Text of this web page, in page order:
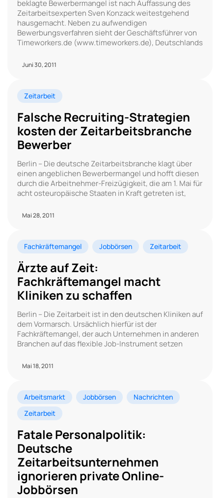
beklagte Bewerbermangel ist nach Auffassung des
Zeitarbeitsexperten Sven Konzack weitestgehend
hausgemacht. Neben zu aufwendigen
Bewerbungsverfahren sieht der Geschäftsführer von
Timeworkers.de (www.timeworkers.de), Deutschlands
Juni 30, 2011
Zeitarbeit
Falsche Recruiting-Strategien
kosten der Zeitarbeitsbranche
Bewerber
Berlin – Die deutsche Zeitarbeitsbranche klagt über
einen angeblichen Bewerbermangel und hofft diesen
durch die Arbeitnehmer-Freizügigkeit, die am 1. Mai für
acht osteuropäische Staaten in Kraft getreten ist,
Mai 28, 2011
Fachkräftemangel Jobbörsen Zeitarbeit
Ärzte auf Zeit:
Fachkräftemangel macht
Kliniken zu schaffen
Berlin – Die Zeitarbeit ist in den deutschen Kliniken auf
dem Vormarsch. Ursächlich hierfür ist der
Fachkräftemangel, der auch Unternehmen in anderen
Branchen auf das flexible Job-Instrument setzen
Mai 18, 2011
Arbeitsmarkt Jobbörsen
Nachrichten
Zeitarbeit
Fatale Personalpolitik:
Deutsche
Zeitarbeitsunternehmen
ignorieren private Online-
Jobbörsen